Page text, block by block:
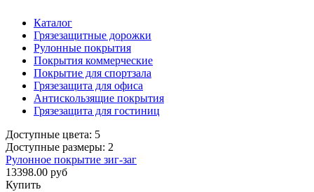
Каталог
Грязезащитные дорожки
Рулонные покрытия
Покрытия коммерческие
Покрытие для спортзала
Грязезащита для офиса
Антискользящие покрытия
Грязезащита для гостиниц
Доступные цвета: 5
Доступные размеры: 2
Рулонное покрытие зиг-заг
13398.00 руб
Купить